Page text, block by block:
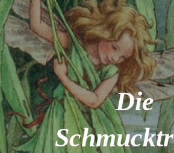
Die